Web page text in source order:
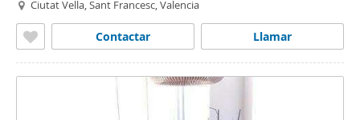
Ciutat Vella, Sant Francesc, Valencia
Llamar
Contactar